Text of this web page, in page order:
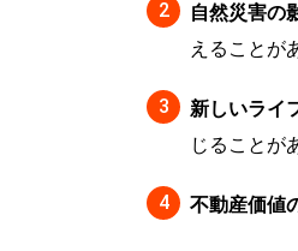
自然災害の
えることが
新しいライ
じることが
不動産価値